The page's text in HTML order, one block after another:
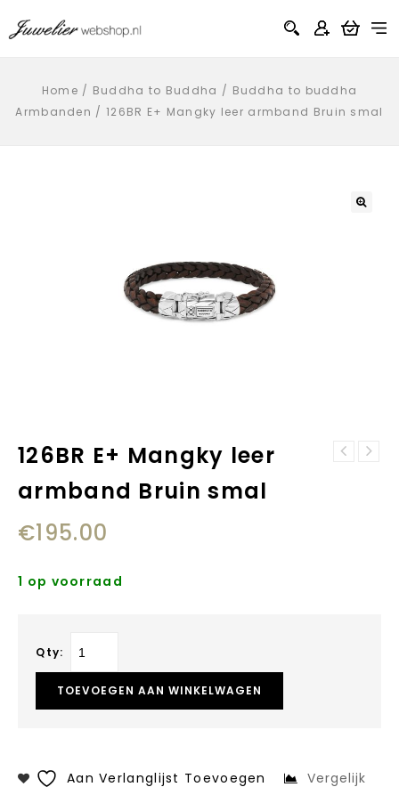
Home / Buddha to Buddha / Buddha to buddha
Armbanden / 126BR E+ Mangky leer armband Bruin smal
126BR E+ Mangky leer
armband Bruin smal
€195.00
1 op voorraad
Qty:
TOEVOEGEN AAN WINKELWAGEN
Aan Verlanglijst Toevoegen Vergelijk